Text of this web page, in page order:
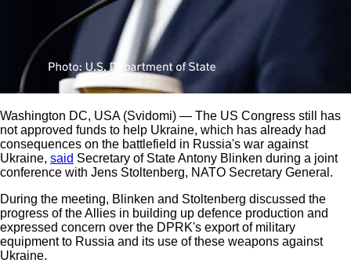
Washington DC, USA (Svidomi) — The US Congress still has
not approved funds to help Ukraine, which has already had
consequences on the battlefield in Russia's war against
Ukraine, said Secretary of State Antony Blinken during a joint
conference with Jens Stoltenberg, NATO Secretary General.
During the meeting, Blinken and Stoltenberg discussed the
progress of the Allies in building up defence production and
expressed concern over the DPRK's export of military
equipment to Russia and its use of these weapons against
Ukraine.